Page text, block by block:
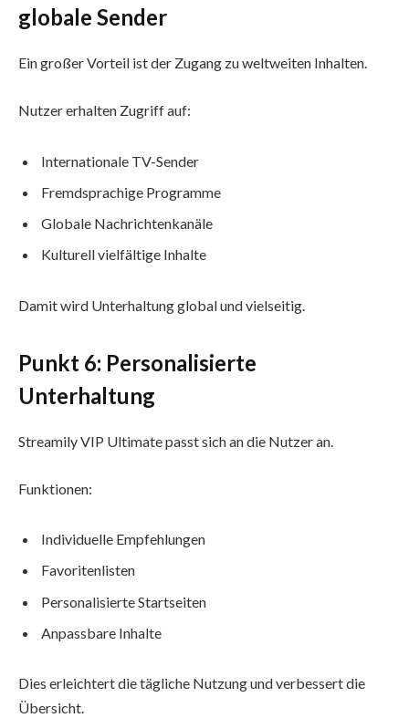
globale Sender
Ein großer Vorteil ist der Zugang zu weltweiten Inhalten.
Nutzer erhalten Zugriff auf:
Internationale TV-Sender
Fremdsprachige Programme
Globale Nachrichtenkanäle
Kulturell vielfältige Inhalte
Damit wird Unterhaltung global und vielseitig.
Punkt 6: Personalisierte
Unterhaltung
Streamily VIP Ultimate passt sich an die Nutzer an.
Funktionen:
Individuelle Empfehlungen
Favoritenlisten
Personalisierte Startseiten
Anpassbare Inhalte
Dies erleichtert die tägliche Nutzung und verbessert die
Übersicht.